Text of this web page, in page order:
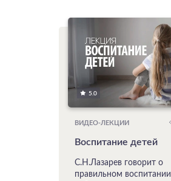
5.0
ВИДЕО-ЛЕКЦИИ
Воспитание детей
С.Н.Лазарев говорит о
правильном воспитании